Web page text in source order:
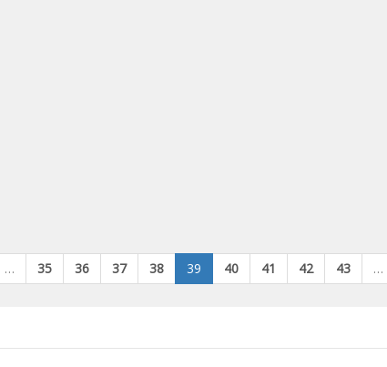
… 35 36 37 38 39 40 41 42 43 …